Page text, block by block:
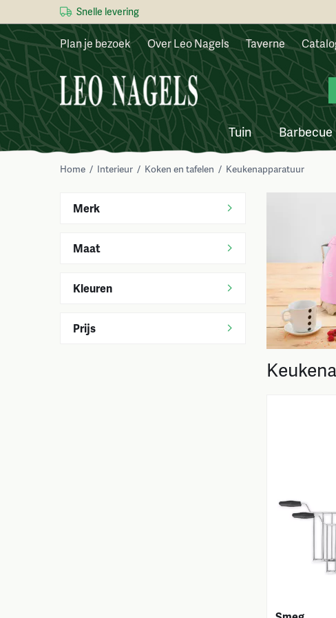
Snelle levering
Plan je bezoek Over Leo Nagels Taverne
Tuin Barbecue
Home / Interieur / Koken en tafelen / Keukenapparatuur
Merk
Maat
Kleuren
Prijs